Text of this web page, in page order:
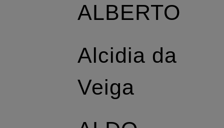
ALBERTO
Alcidia da
Veiga